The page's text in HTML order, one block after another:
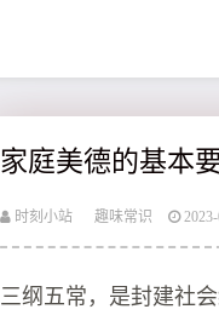
家庭美德的基本
时刻小站 趣味常识
三纲五常，是封建社